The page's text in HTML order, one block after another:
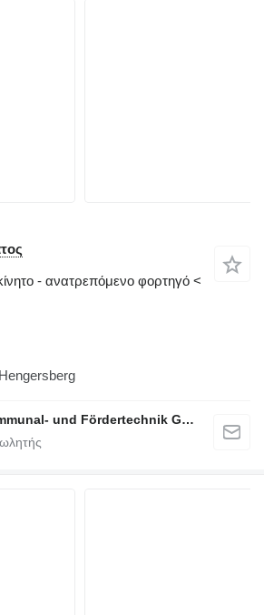
- ανατρεπόμενο φορτηγό <
Carl Beutlhauser Kommunal- und Fördertechnik GmbH & Co. KG